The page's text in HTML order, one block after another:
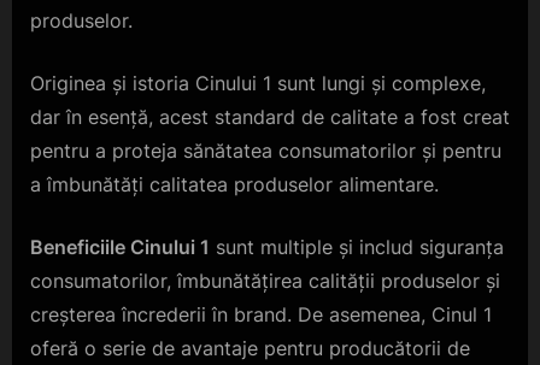
produselor.
Originea și istoria Cinului 1 sunt lungi și complexe,
dar în esență, acest standard de calitate a fost creat
pentru a proteja sănătatea consumatorilor și pentru
a îmbunătăți calitatea produselor alimentare.
Beneficiile Cinului 1 sunt multiple și includ siguranța
consumatorilor, îmbunătățirea calității produselor și
creșterea încrederii în brand. De asemenea, Cinul 1
oferă o serie de avantaje pentru producătorii de